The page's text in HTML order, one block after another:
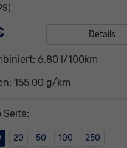
Details
6,80 l/100km
155,00 g/km
Seite:
20 50 100 250